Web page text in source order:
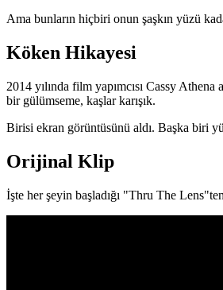
Ama bunların hiçbiri onun şaşkın yüzü
Köken Hikayesi
2014 yılında film yapımcısı Cassy
bir gülümseme, kaşlar karışık.
Birisi ekran görüntüsünü aldı. Başka biri
Orijinal Klip
İşte her şeyin başladığı "Thru The